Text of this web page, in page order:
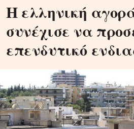
Η ελληνική
συνέχισε να
επενδυτικό